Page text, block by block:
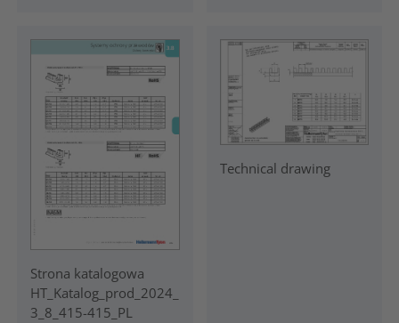
Strona katalogowa
HT_Katalog_prod_2024_
3_8_415-415_PL
Technical drawing